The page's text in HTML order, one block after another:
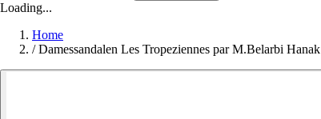
Loading...
Home
/ Damessandalen Les Tropeziennes par M.Belarbi Hanak